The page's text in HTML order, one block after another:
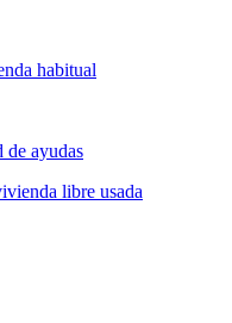
habitual
de ayudas
libre usada